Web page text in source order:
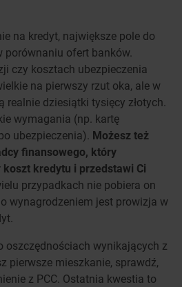
na kredyt, największe pole do
porównaniu ofert banków.
czy kosztach ubezpieczenia
na pierwszy rzut oka, ale w
realnie dziesiątki tysięcy złotych.
wymagania (np. kartę
ubezpieczenia). Możesz też
finansowego, który
kredytu i przedstawi Ci
przypadkach nie pobiera on
wynagrodzeniem jest prowizja w
oszczędnościach wynikających z
pierwsze mieszkanie, sprawdź,
z PCC. Ostatnia kwestia to